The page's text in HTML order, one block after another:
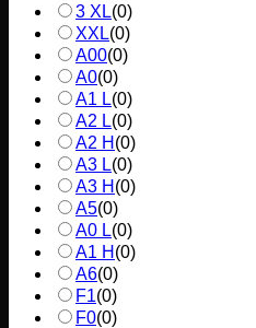
3 XL(0)
XXL(0)
A00(0)
A0(0)
A1 L(0)
A2 L(0)
A2 H (0)
A3 L(0)
A3 H (0)
A5(0)
A0 L(0)
A1 H (0)
A6(0)
F1(0)
F0(0)